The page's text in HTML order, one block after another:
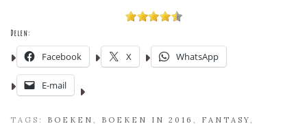
Delen:
Facebook X WhatsApp
E-mail
TAGS: BOEKEN BOEKEN IN 2016 FANTASY